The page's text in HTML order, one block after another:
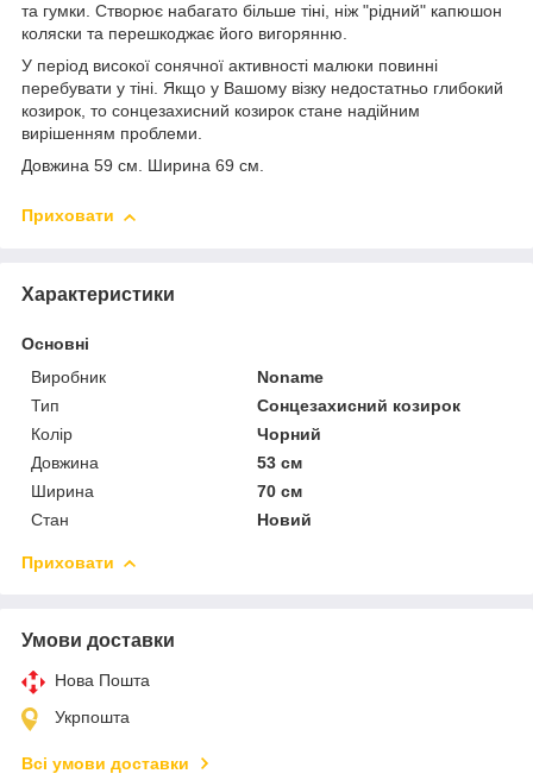
та гумки. Створює набагато більше тіні, ніж "рідний" капюшон
коляски та перешкоджає його вигорянню.
У період високої сонячної активності малюки повинні
перебувати у тіні. Якщо у Вашому візку недостатньо глибокий
козирок, то сонцезахисний козирок стане надійним
вирішенням проблеми.
Довжина 59 см. Ширина 69 см.
Приховати
Характеристики
Основні
Виробник
Noname
Тип
Сонцезахисний козирок
Колір
Чорний
Довжина
53 см
Ширина
70 см
Стан
Новий
Приховати
Умови доставки
Нова Пошта
Укрпошта
Всі умови доставки